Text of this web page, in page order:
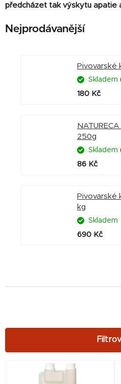
předcházet tak výskytu apatie
Nejprodávanější
Pivovarské
Skladem
180 Kč
250g
Skladem
86 Kč
Pivovarské
kg
Skladem
690 Kč